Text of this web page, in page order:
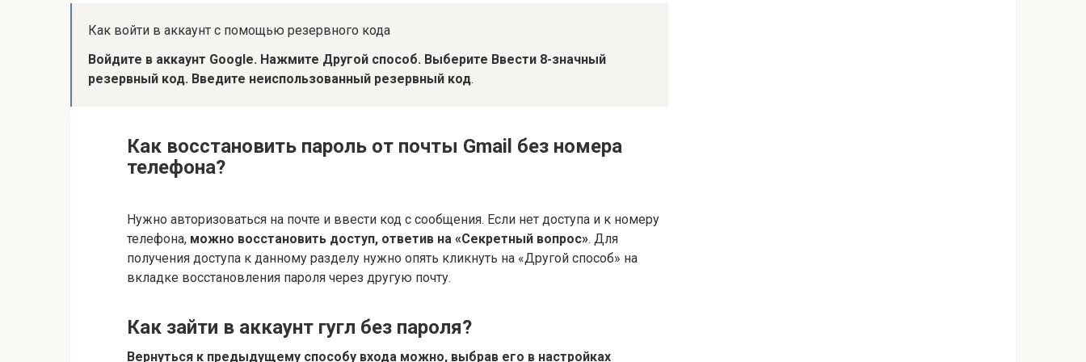
Как войти в аккаунт с помощью резервного кода
Войдите в аккаунт Google. Нажмите Другой способ. Выберите Ввести 8-значный
резервный код. Введите неиспользованный резервный код.
Как восстановить пароль от почты Gmail без номера
телефона?
Нужно авторизоваться на почте и ввести код с сообщения. Если нет доступа и к номеру
телефона, можно восстановить доступ, ответив на «Секретный вопрос». Для
получения доступа к данному разделу нужно опять кликнуть на «Другой способ» на
вкладке восстановления пароля через другую почту.
Как зайти в аккаунт гугл без пароля?
Вернуться к предыдущему способу входа можно, выбрав его в настройках